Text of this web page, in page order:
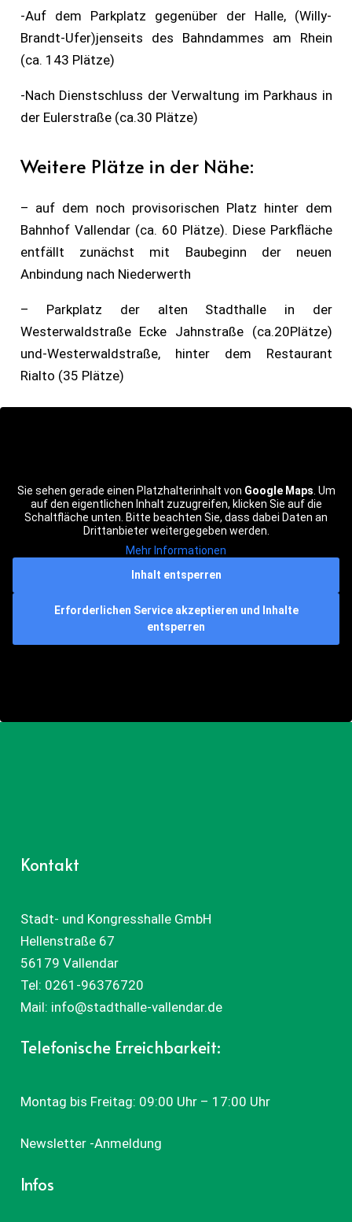
-Auf dem Parkplatz gegenüber der Halle, (Willy-
Brandt-Ufer)jenseits des Bahndammes am Rhein
(ca. 143 Plätze)
-Nach Dienstschluss der Verwaltung im Parkhaus in
der Eulerstraße (ca.30 Plätze)
Weitere Plätze in der Nähe:
– auf dem noch provisorischen Platz hinter dem
Bahnhof Vallendar (ca. 60 Plätze). Diese Parkfläche
entfällt zunächst mit Baubeginn der neuen
Anbindung nach Niederwerth
– Parkplatz der alten Stadthalle in der
Westerwaldstraße Ecke Jahnstraße (ca.20Plätze)
und-Westerwaldstraße, hinter dem Restaurant
Rialto (35 Plätze)
Sie sehen gerade einen Platzhalterinhalt von Google Maps . Um
auf den eigentlichen Inhalt zuzugreifen, klicken Sie auf die
Schaltfläche unten. Bitte beachten Sie, dass dabei Daten an
Drittanbieter weitergegeben werden.
Mehr Informationen
Inhalt entsperren
Erforderlichen Service akzeptieren und Inhalte
entsperren
Kontakt
Stadt- und Kongresshalle GmbH
Hellenstraße 67
56179 Vallendar
Tel: 0261-96376720
Mail: info@stadthalle-vallendar.de
Telefonische Erreichbarkeit:
Montag bis Freitag: 09:00 Uhr – 17:00 Uhr
Newsletter -Anmeldung
Infos